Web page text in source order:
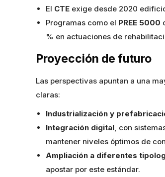
El CTE exige desde 2020
Programas como el PREE 5000
% en actuaciones de
Proyección de futuro
Las perspectivas apuntan a una
claras:
Industrialización y
Integración digital , con
mantener niveles óptimos de
Ampliación a diferentes
apostar por este estándar.